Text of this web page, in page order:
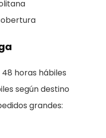
horas hábiles
según destino
grandes: